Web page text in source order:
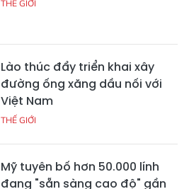
THẾ GIỚI
Lào thúc đẩy triển khai xây
đường ống xăng dầu nối với
Việt Nam
THẾ GIỚI
Mỹ tuyên bố hơn 50.000 lính
đang "sẵn sàng cao độ" gần